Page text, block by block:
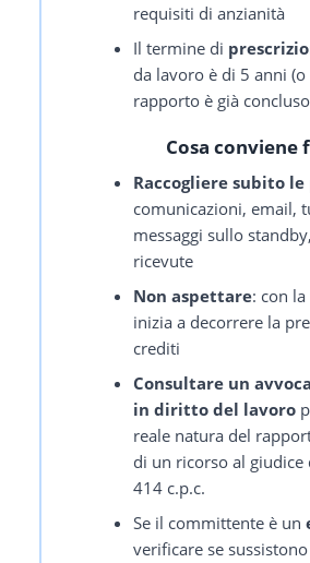
requisiti di anzianità
Il termine di
da lavoro è di 5 anni
rapporto è già
Cosa conviene
Raccogliere subito
comunicazioni, email,
messaggi sullo
ricevute
Non aspettare: con
inizia a decorrere la
crediti
Consultare un
in diritto del lavoro
reale natura del
di un ricorso al giudice
414 c.p.c.
Se il committente è un
verificare se